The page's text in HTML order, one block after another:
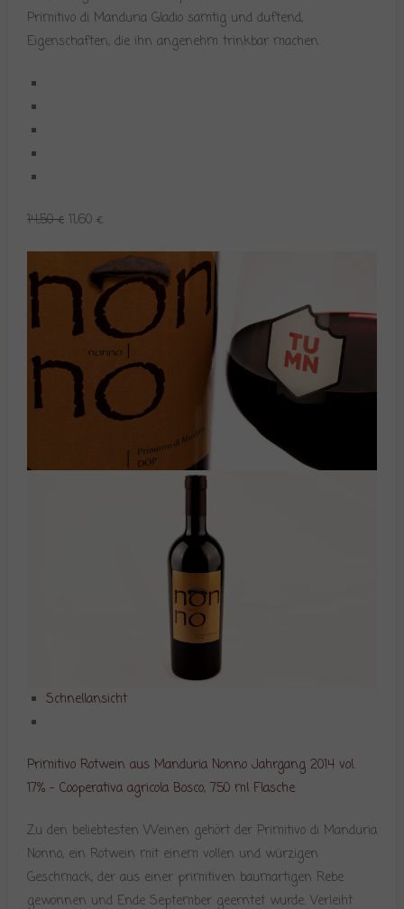
Primitivo di Manduria Gladio samtig und duftend,
Eigenschaften, die ihn angenehm trinkbar machen.
14,50 € 11,60 €
Schnellansicht
Primitivo Rotwein aus Manduria Nonno Jahrgang 2014 vol.
17% – Cooperativa agricola Bosco, 750 ml Flasche
Zu den beliebtesten Weinen gehört der Primitivo di Manduria
Nonno, ein Rotwein mit einem vollen und würzigen
Geschmack, der aus einer primitiven baumartigen Rebe
gewonnen und Ende September geerntet wurde. Verleiht